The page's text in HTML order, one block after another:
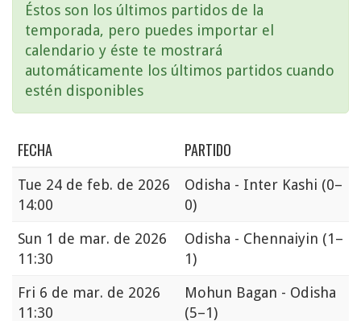
Éstos son los últimos partidos de la
temporada, pero puedes importar el
calendario y éste te mostrará
automáticamente los últimos partidos cuando
estén disponibles
FECHA PARTIDO
Tue 24 de feb. de 2026
14:00
Odisha - Inter Kashi (0–
0)
Sun 1 de mar. de 2026
11:30
Odisha - Chennaiyin (1–
1)
Fri 6 de mar. de 2026
11:30
Mohun Bagan - Odisha
(5–1)